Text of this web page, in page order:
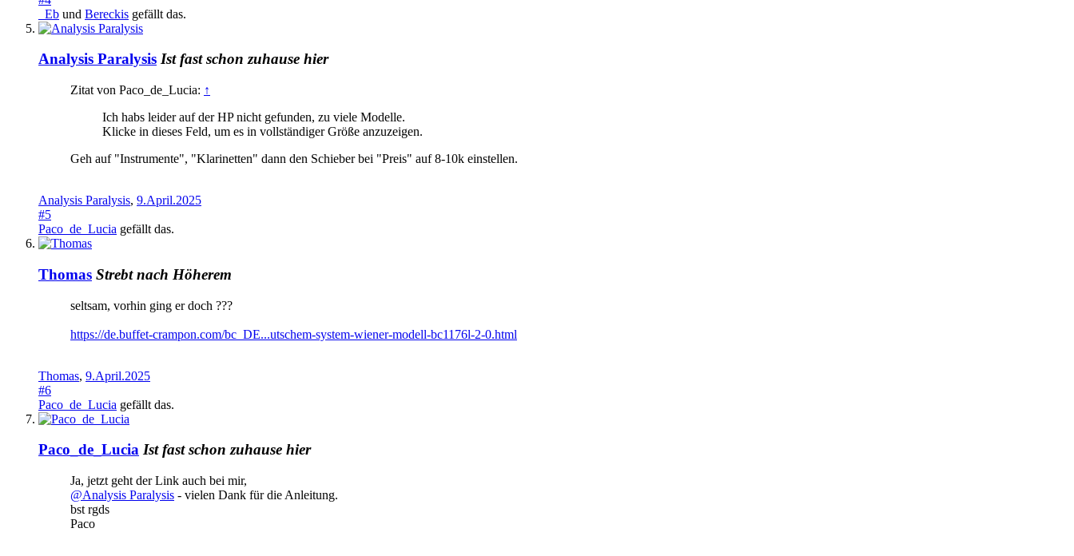
_Eb und Bereckis gefällt das.
Analysis Paralysis Ist fast schon zuhause hier
Zitat von Paco_de_Lucia: ↑
Ich habs leider auf der HP nicht gefunden, zu viele Modelle.
Klicke in dieses Feld, um es in vollständiger Größe anzuzeigen.
Geh auf "Instrumente", "Klarinetten" dann den Schieber bei "Preis" auf 8-10k einstellen.
Analysis Paralysis, 9.April.2025
#5
Paco_de_Lucia gefällt das.
Thomas Strebt nach Höherem
seltsam, vorhin ging er doch ???
https://de.buffet-crampon.com/bc_DE...utschem-system-wiener-modell-bc1176l-2-0.html
Thomas, 9.April.2025
#6
Paco_de_Lucia gefällt das.
Paco_de_Lucia Ist fast schon zuhause hier
Ja, jetzt geht der Link auch bei mir,
@Analysis Paralysis - vielen Dank für die Anleitung.
bst rgds
Paco